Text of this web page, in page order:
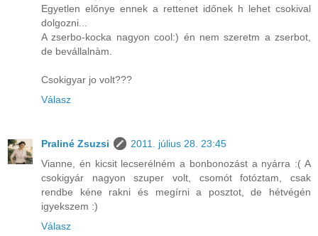
Egyetlen előnye ennek a rettenet időnek h lehet csokival
dolgozni...
A zserbo-kocka nagyon cool:) én nem szeretm a zserbot,
de bevállalnàm.
Csokigyar jo volt???
Válasz
Praliné Zsuzsi
2011. július 28. 23:45
Vianne, én kicsit lecserélném a bonbonozást a nyárra :( A
csokigyár nagyon szuper volt, csomót fotóztam, csak
rendbe kéne rakni és megírni a posztot, de hétvégén
igyekszem :)
Válasz